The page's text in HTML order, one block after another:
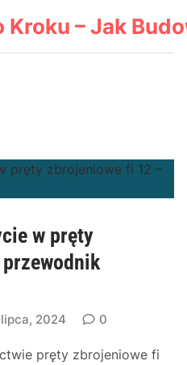
Kroku – Jak
w pręty
lipca, 2024 0
pręty zbrojeniowe fi